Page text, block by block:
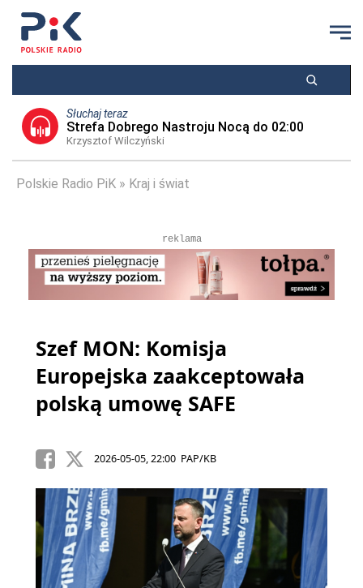
Słuchaj teraz
Strefa Dobrego Nastroju Nocą do 02:00
Krzysztof Wilczyński
Polskie Radio PiK Kraj i świat
reklama
Szef MON: Komisja
Europejska zaakceptowała
polską umowę SAFE
2026-05-05, 22:00 PAP/KB